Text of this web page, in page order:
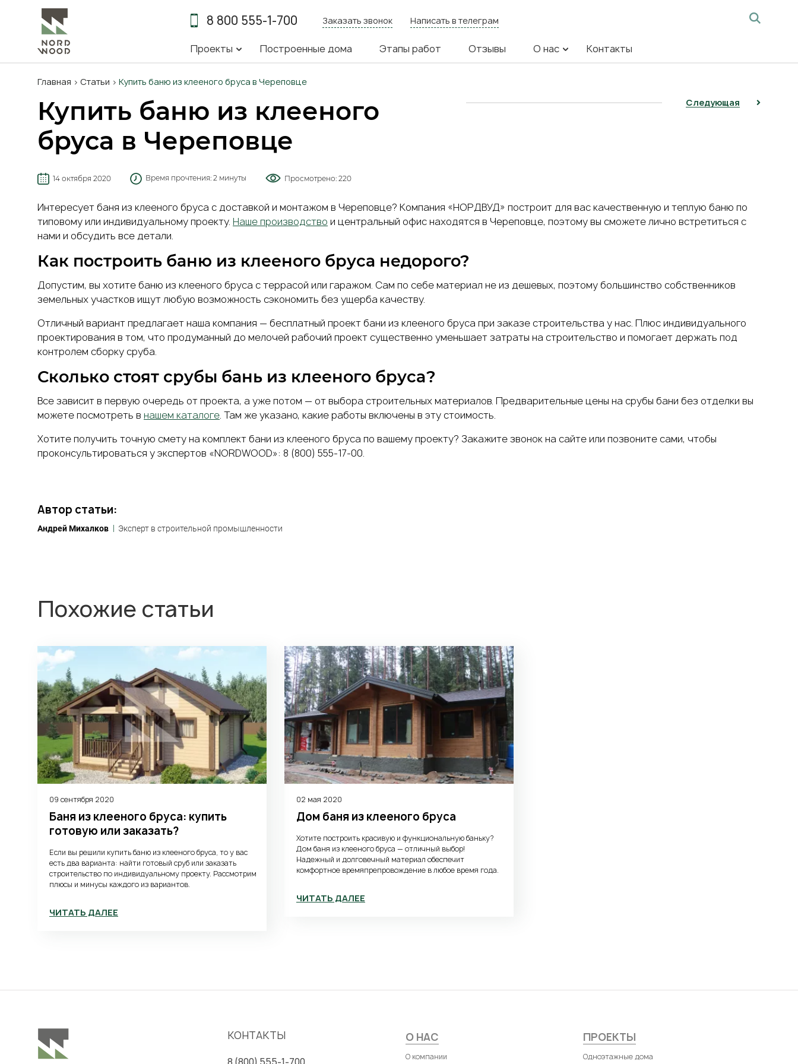
8 800 555-1-700 Заказать звонок Написать в телеграм
навигация
Проекты Построенные дома Этапы работ Отзывы О нас Контакты
Строка
навигации
Главная Статьи Купить баню из клееного бруса в Череповце
Купить баню из клееного
бруса в Череповце
Следующая
14 октября 2020 Время прочтения: 2 минуты Просмотрено: 220
Интересует баня из клееного бруса с доставкой и монтажом в Череповце? Компания «НОРДВУД» построит для вас качественную и теплую баню по
типовому или индивидуальному проекту. Наше производство и центральный офис находятся в Череповце, поэтому вы сможете лично встретиться с
нами и обсудить все детали.
Как построить баню из клееного бруса недорого?
Допустим, вы хотите баню из клееного бруса с террасой или гаражом. Сам по себе материал не из дешевых, поэтому большинство собственников
земельных участков ищут любую возможность сэкономить без ущерба качеству.
Отличный вариант предлагает наша компания — бесплатный проект бани из клееного бруса при заказе строительства у нас. Плюс индивидуального
проектирования в том, что продуманный до мелочей рабочий проект существенно уменьшает затраты на строительство и помогает держать под
контролем сборку сруба.
Сколько стоят срубы бань из клееного бруса?
Все зависит в первую очередь от проекта, а уже потом — от выбора строительных материалов. Предварительные цены на срубы бани без отделки вы
можете посмотреть в нашем каталоге. Там же указано, какие работы включены в эту стоимость.
Хотите получить точную смету на комплект бани из клееного бруса по вашему проекту? Закажите звонок на сайте или позвоните сами, чтобы
проконсультироваться у экспертов «NORDWOOD»: 8 (800) 555-17-00.
Автор статьи:
Андрей Михалков Эксперт в строительной промышленности
Похожие статьи
09 сентября 2020
Баня из клееного бруса: купить
готовую или заказать?
Если вы решили купить баню из клееного бруса, то у вас
есть два варианта: найти готовый сруб или заказать
строительство по индивидуальному проекту. Рассмотрим
плюсы и минусы каждого из вариантов.
ЧИТАТЬ ДАЛЕЕ
02 мая 2020
Дом баня из клееного бруса
Хотите построить красивую и функциональную баньку?
Дом баня из клееного бруса — отличный выбор!
Надежный и долговечный материал обеспечит
комфортное времяпрепровождение в любое время года.
ЧИТАТЬ ДАЛЕЕ
КОНТАКТЫ Подвал
О НАС
О компании
ПРОЕКТЫ
Одноэтажные дома